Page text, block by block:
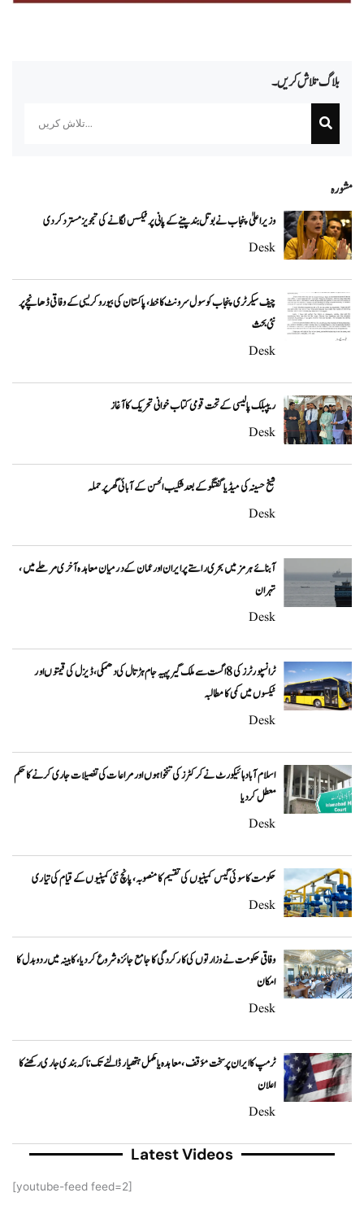
بلاگ تلاش کریں۔
مشورہ
وزیراعلیٰ پنجاب نے بوتل بند پینے کے پانی پر ٹیکس لگانے کی تجویز مسترد کر دی
Desk
چیف سیکرٹری پنجاب کو سول سرونٹ کا خط، پاکستان کی بیوروکریسی کے وفاقی ڈھانچے پر
نئی بحث
Desk
ریپبلک پالیسی کے تحت قومی کتاب خوانی تحریک کا آغاز
Desk
شیخ حسینہ کی میڈیا گفتگو کے بعد شکیب الحسن کے آبائی گھر پر حملہ
Desk
آبنائے ہرمز میں بحری راستے پر ایران اور عمان کے درمیان معاہدہ آخری مرحلے میں،
تہران
Desk
ٹرانسپورٹرز کی 8 اگست سے ملک گیر پہیہ جام ہڑتال کی دھمکی، ڈیزل کی قیمتوں اور
ٹیکسوں میں کمی کا مطالبہ
Desk
اسلام آباد ہائیکورٹ نے کرکٹرز کی تنخواہوں اور مراعات کی تفصیلات جاری کرنے کا حکم
معطل کر دیا
Desk
حکومت کا سوئی گیس کمپنیوں کی تقسیم کا منصوبہ، پانچ نئی کمپنیوں کے قیام کی تیاری
Desk
وفاقی حکومت نے وزارتوں کی کارکردگی کا جامع جائزہ شروع کر دیا، کابینہ میں ردوبدل کا
امکان
Desk
ٹرمپ کا ایران پر سخت مؤقف، معاہدہ یا مکمل ہتھیار ڈالنے تک ناکہ بندی جاری رکھنے کا
اعلان
Desk
Latest Videos
[youtube-feed feed=2]